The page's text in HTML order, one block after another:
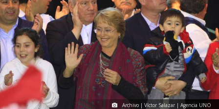
Archivo | Víctor Salazar | Agencia UNO